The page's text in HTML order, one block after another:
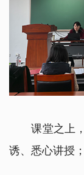
课堂之上，
诱、悉心讲授